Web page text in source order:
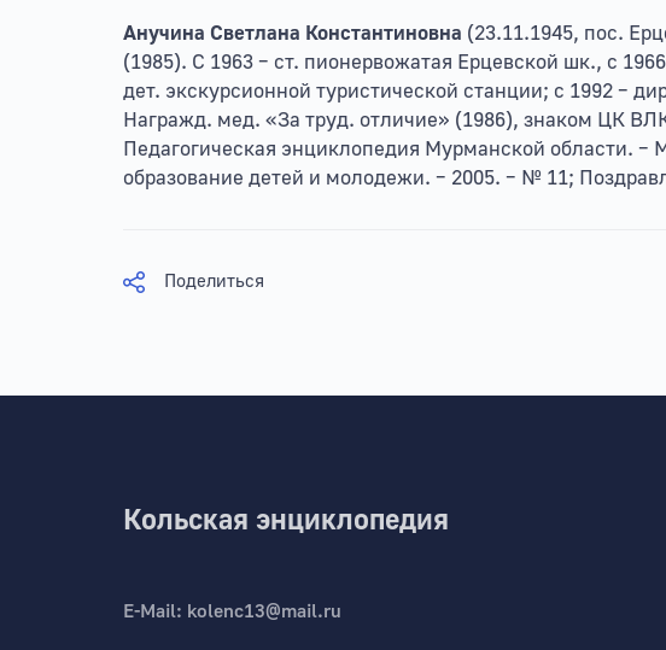
Анучина Светлана Константиновна (23.11.1945, пос.
(1985). С 1963 – ст. пионервожатая Ерцевской шк., с
дет. экскурсионной туристической станции; с 1992 –
Награжд. мед. «За труд. отличие» (1986), знаком ЦК
Педагогическая энциклопедия Мурманской области.
образование детей и молодежи. – 2005. – № 11;
Поделиться
Кольская энциклопедия
E-Mail: kolenc13@mail.ru